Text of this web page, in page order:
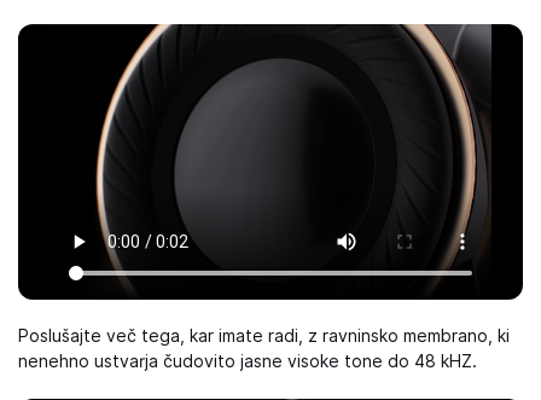
Poslušajte več tega, kar imate radi, z ravninsko membrano, ki
nenehno ustvarja čudovito jasne visoke tone do 48 kHZ.